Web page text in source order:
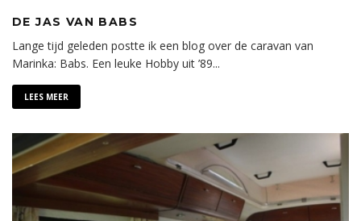
DE JAS VAN BABS
Lange tijd geleden postte ik een blog over de caravan van
Marinka: Babs. Een leuke Hobby uit ’89...
LEES MEER